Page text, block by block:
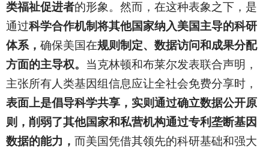
类福祉促进者的形象。然而，在这种表象之下，是
通过科学合作机制将其他国家纳入美国主导的科研
体系， 确保美国在规则制定、数据访问和成果分配
方面的主导权。 当克林顿和布莱尔发表联合声明，
主张所有人类基因组信息应让全社会免费分享时，
表面上是倡导科学共享，实则通过确立数据公开原
则，削弱了其他国家和私营机构通过专利垄断基因
数据的能力， 而美国凭借其领先的科研基础和强大